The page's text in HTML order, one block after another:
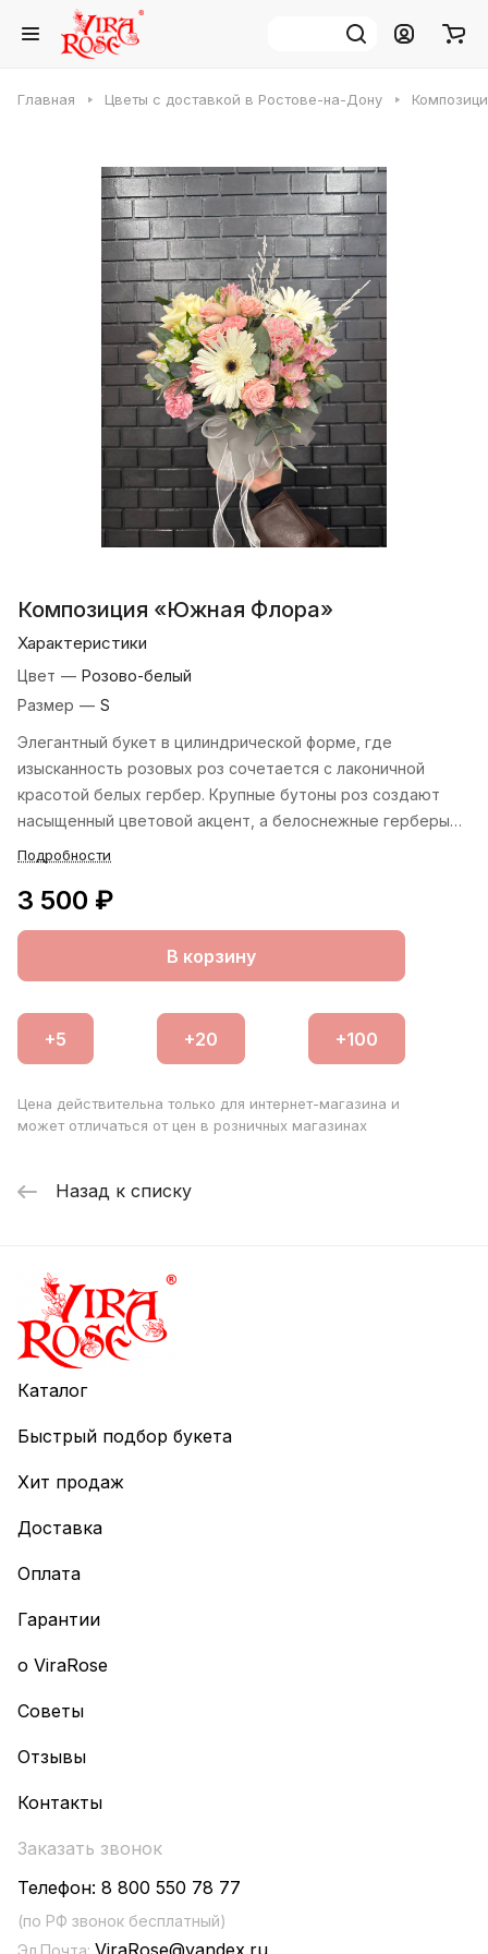
Главная Цветы с доставкой в Ростове-на-Дону
Композиция «Южная Флора»
Характеристики
Цвет — Розово-белый
Размер — S
Элегантный букет в цилиндрической форме, где
изысканность розовых роз сочетается с лаконичной
красотой белых гербер. Крупные бутоны роз создают
насыщенный цветовой акцент, а белоснежные герберы
добавляют композиции лёгкости и объёма. Строгая
Подробности
3 500 ₽
В корзину
Цена действительна только для интернет-магазина и
может отличаться от цен в розничных магазинах
Назад к списку
Каталог
Быстрый подбор букета
Хит продаж
Доставка
Оплата
Гарантии
о ViraRose
Советы
Отзывы
Контакты
Заказать звонок
Телефон: 8 800 550 78 77
(по РФ звонок бесплатный)
Эл.Почта: